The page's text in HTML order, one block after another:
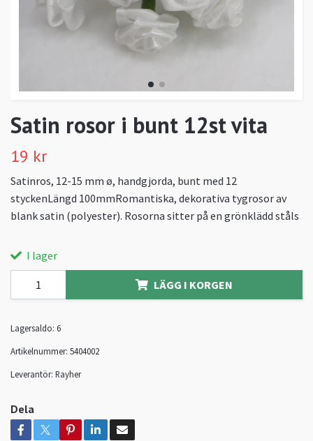
Satin rosor i bunt 12st vita
19 kr
Satinros, 12-15 mm ø, handgjorda, bunt med 12
styckenLängd 100mmRomantiska, dekorativa tygrosor av
blank satin (polyester). Rosorna sitter på en grönklädd ståls
I lager
LÄGG I KORGEN
Lagersaldo: 6
Artikelnummer: 5404002
Leverantör: Rayher
Dela